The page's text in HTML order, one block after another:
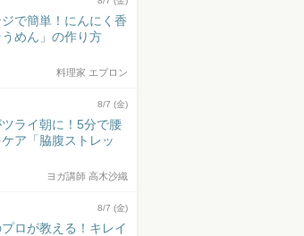
で簡単！にんにく香
めん」の作り方
料理家 エプロン
8/7 (金)
ライ朝に！5分で腰
ア「脇腹ストレッ
ヨガ講師 高木沙織
8/7 (金)
ロが教える！キレイ